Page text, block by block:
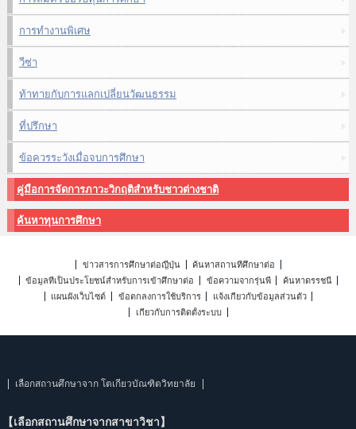
การทำงานพิเศษ
วีซ่า
ท้าทายกับการแลกเปลี่ยนวัฒนธรรม
ที่ปรึกษา
ข้อควรระวังเมื่อจบการศึกษา
คู่มือการจัดการภาวะวิกฤติสำหรับชาวต่างชาติ
ค้นหาทุนการศึกษา
ข่าวสารการศึกษาต่อญี่ปุ่น
ค้นหาสถานที่ศึกษาต่อ
ข้อมูลที่เป็นประโยชน์สำหรับการเข้าศึกษาต่อ
ข้อความจากรุ่นพี่
ค้นหาดรรชนี
แผนผังเว็บไซต์
ข้อตกลงการใช้บริการ
แจ้งเกี่ยวกับข้อมูลส่วนตัว
เกี่ยวกับการติดตั้งระบบ
เลือกสถานศึกษาจาก โตเกียวบัณฑิตวิทยาลัย
【เลือกสถานศึกษาจากสาขาวิชา】